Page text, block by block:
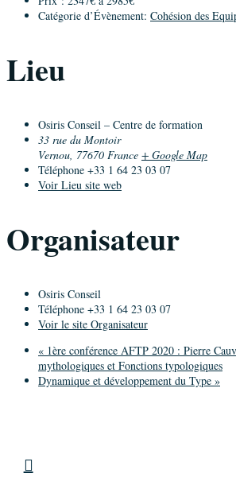
Catégorie d’Évènement: Cohésion des
Lieu
Osiris Conseil – Centre de formation
33 rue du Montoir
Vernou, 77670 France + Google Map
Téléphone +33 1 64 23 03 07
Voir Lieu site web
Organisateur
Osiris Conseil
Téléphone +33 1 64 23 03 07
Voir le site Organisateur
« 1ère conférence AFTP 2020 : Pierre
mythologiques et Fonctions typologiques
Dynamique et développement du Type »
